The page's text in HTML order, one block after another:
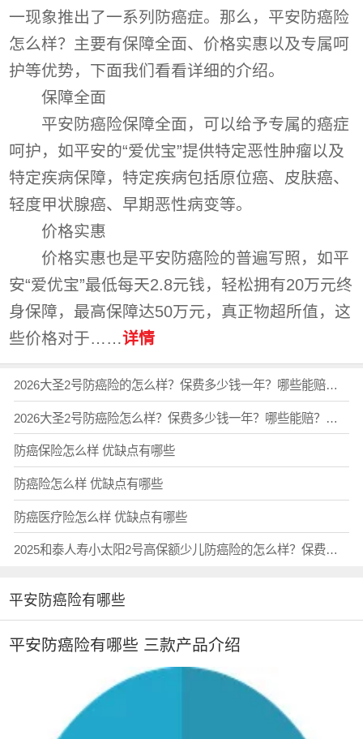
一现象推出了一系列防癌症。那么，平安防癌险
怎么样？主要有保障全面、价格实惠以及专属呵
护等优势，下面我们看看详细的介绍。
保障全面
平安防癌险保障全面，可以给予专属的癌症
呵护，如平安的“爱优宝”提供特定恶性肿瘤以及
特定疾病保障，特定疾病包括原位癌、皮肤癌、
轻度甲状腺癌、早期恶性病变等。
价格实惠
价格实惠也是平安防癌险的普遍写照，如平
安“爱优宝”最低每天2.8元钱，轻松拥有20万元终
身保障，最高保障达50万元，真正物超所值，这
些价格对于……详情
2026大圣2号防癌险的怎么样？保费多少钱一年？哪些能赔？哪些不能赔?
2026大圣2号防癌险怎么样？保费多少钱一年？哪些能赔？哪些不能赔？
防癌保险怎么样 优缺点有哪些
防癌险怎么样 优缺点有哪些
防癌医疗险怎么样 优缺点有哪些
2025和泰人寿小太阳2号高保额少儿防癌险的怎么样？保费多少钱一年？哪些能赔？哪些不能赔?
平安防癌险有哪些
平安防癌险有哪些 三款产品介绍